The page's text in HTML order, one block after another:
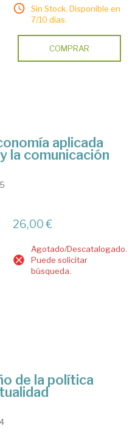
Sin Stock. Disponible en
7/10 días.
COMPRAR
aplicada
la comunicación
26,00 €
Agotado/Descatalogado.
Puede solicitar
búsqueda.
de la política